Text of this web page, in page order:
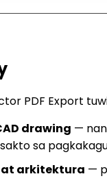
PDF Export
drawing —
sa
at arkitektura —